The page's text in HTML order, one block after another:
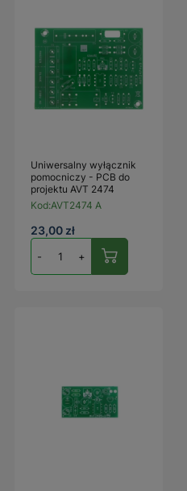
Uniwersalny wyłącznik
pomocniczy - PCB do
projektu AVT 2474
Kod:AVT2474 A
23,00 zł
- +